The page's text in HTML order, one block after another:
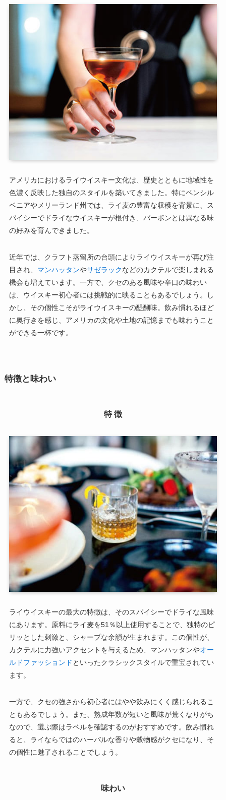
アメリカにおけるライウイスキー文化は、歴史とともに地域性を
色濃く反映した独自のスタイルを築いてきました。特にペンシル
ベニアやメリーランド州では、ライ麦の豊富な収穫を背景に、ス
パイシーでドライなウイスキーが根付き、バーボンとは異なる味
の好みを育んできました。
近年では、クラフト蒸留所の台頭によりライウイスキーが再び注
目され、 マンハッタンやサゼラックなどのカクテルで楽しまれる
機会も増えています。一方で、クセのある風味や辛口の味わい
は、ウイスキー初心者には挑戦的に映ることもあるでしょう。し
かし、その個性こそがライウイスキーの醍醐味。飲み慣れるほど
に奥行きを感じ、アメリカの文化や土地の記憶までも味わうこと
ができる一杯です。
特徴と味わい
特 徴
ライウイスキーの最大の特徴は、そのスパイシーでドライな風味
にあります。原料にライ麦を51％以上使用することで、独特のピ
リッとした刺激と、シャープな余韻が生まれます。この個性が、
カクテルに力強いアクセントを与えるため、マンハッタンやオー
ルドファッションド といったクラシックスタイルで重宝されてい
ます。
一方で、クセの強さから初心者にはやや飲みにくく感じられるこ
ともあるでしょう。また、熟成年数が短いと風味が荒くなりがち
なので、選ぶ際はラベルを確認するのがおすすめです。飲み慣れ
ると、ライならではのハーバルな香りや穀物感がクセになり、そ
の個性に魅了されることでしょう。
味わい